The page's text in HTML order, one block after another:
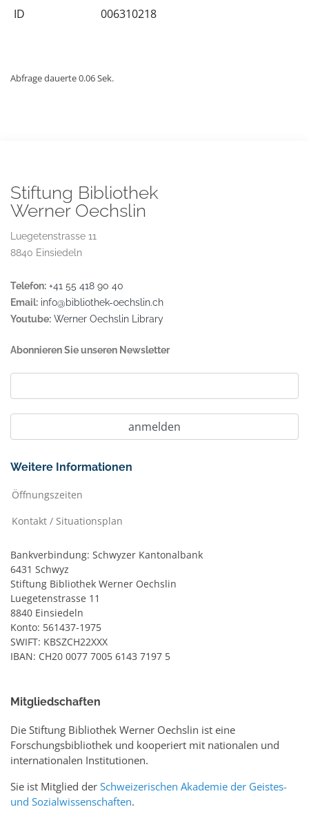
ID 006310218
Abfrage dauerte 0.06 Sek.
Stiftung Bibliothek
Werner Oechslin
Luegetenstrasse 11
8840 Einsiedeln
Telefon: +41 55 418 90 40
Email: info@bibliothek-oechslin.ch
Youtube: Werner Oechslin Library
Abonnieren Sie unseren Newsletter
Weitere Informationen
Öffnungszeiten
Kontakt / Situationsplan
Bankverbindung: Schwyzer Kantonalbank
6431 Schwyz
Stiftung Bibliothek Werner Oechslin
Luegetenstrasse 11
8840 Einsiedeln
Konto: 561437-1975
SWIFT: KBSZCH22XXX
IBAN: CH20 0077 7005 6143 7197 5
Mitgliedschaften
Die Stiftung Bibliothek Werner Oechslin ist eine
Forschungsbibliothek und kooperiert mit nationalen und
internationalen Institutionen.
Sie ist Mitglied der Schweizerischen Akademie der Geistes-
und Sozialwissenschaften.